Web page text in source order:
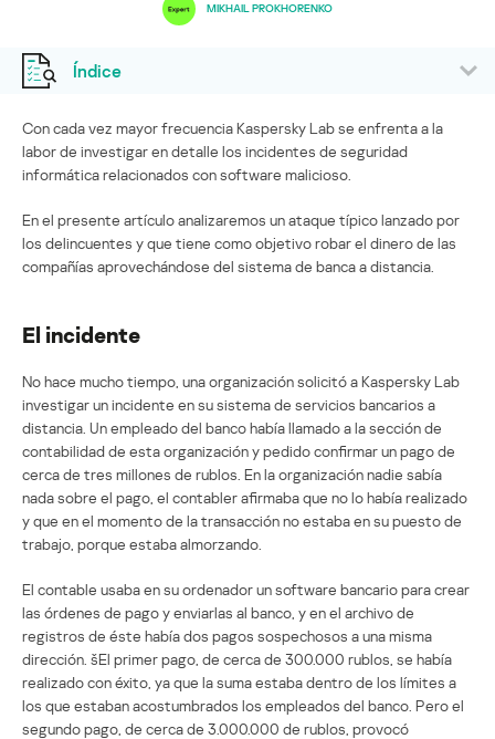
MIKHAIL PROKHORENKO
Índice
Con cada vez mayor frecuencia Kaspersky Lab se enfrenta a la
labor de investigar en detalle los incidentes de seguridad
informática relacionados con software malicioso.
En el presente artículo analizaremos un ataque típico lanzado por
los delincuentes y que tiene como objetivo robar el dinero de las
compañías aprovechándose del sistema de banca a distancia.
El incidente
No hace mucho tiempo, una organización solicitó a Kaspersky Lab
investigar un incidente en su sistema de servicios bancarios a
distancia. Un empleado del banco había llamado a la sección de
contabilidad de esta organización y pedido confirmar un pago de
cerca de tres millones de rublos. En la organización nadie sabía
nada sobre el pago, el contabler afirmaba que no lo había realizado
y que en el momento de la transacción no estaba en su puesto de
trabajo, porque estaba almorzando.
El contable usaba en su ordenador un software bancario para crear
las órdenes de pago y enviarlas al banco, y en el archivo de
registros de éste había dos pagos sospechosos a una misma
dirección. šEl primer pago, de cerca de 300.000 rublos, se había
realizado con éxito, ya que la suma estaba dentro de los límites a
los que estaban acostumbrados los empleados del banco. Pero el
segundo pago, de cerca de 3.000.000 de rublos, provocó